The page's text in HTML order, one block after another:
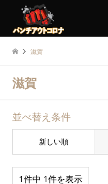
滋賀
滋賀
並べ替え条件
新しい順
1件中 1件を表示